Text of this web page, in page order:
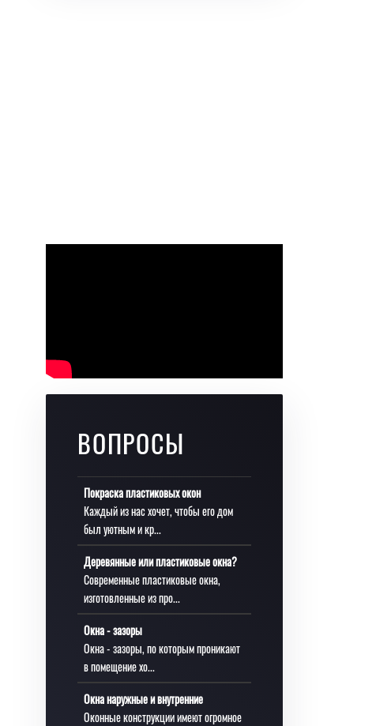
ВОПРОСЫ
Покраска пластиковых окон
Каждый из нас хочет, чтобы его дом
был уютным и кр...
Деревянные или пластиковые окна?
Современные пластиковые окна,
изготовленные из про...
Окна - зазоры
Окна - зазоры, по которым проникают
в помещение хо...
Окна наружные и внутренние
Оконные конструкции имеют огромное